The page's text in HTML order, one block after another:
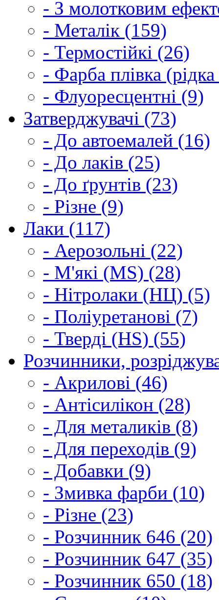
- З молотковим
- Металік (159)
- Термостійкі (26)
- Фарба плівка
- Флуоресцентні (9)
Затверджувачі (73)
- До автоемалей (16)
- До лаків (25)
- До ґрунтів (23)
- Різне (9)
Лаки (117)
- Аерозольні (22)
- М'які (MS) (28)
- Нітролаки (НЦ) (5)
- Поліуретанові (7)
- Тверді (HS) (55)
Розчинники,
- Акрилові (46)
- Антісилікон (28)
- Для металиків (8)
- Для переходів (9)
- Добавки (9)
- Змивка фарби (10)
- Різне (23)
- Розчинник 646 (20)
- Розчинник 647 (35)
- Розчинник 650 (18)